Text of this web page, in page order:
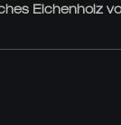
Eichenholz